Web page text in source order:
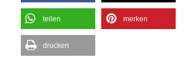
teilen merken
drucken